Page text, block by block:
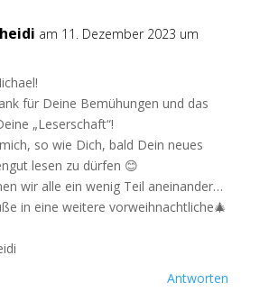
am 11. Dezember 2023 um
für Deine Bemühungen und das
„Leserschaft“!
so wie Dich, bald Dein neues
lesen zu dürfen 😊
wir alle ein wenig Teil aneinander…
in eine weitere vorweihnachtliche🎄
Antworten